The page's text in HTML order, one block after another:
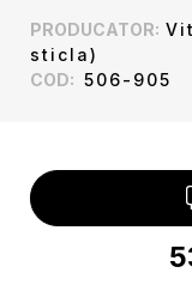
PRODUCATOR:
sticla)
COD: 506-905